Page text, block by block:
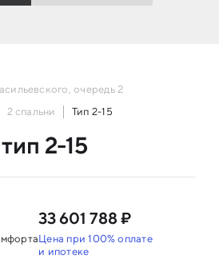
очередь 2
2 спальни Тип 2-15
2-15
33 601 788 ₽
Цена при 100% оплате
и ипотеке